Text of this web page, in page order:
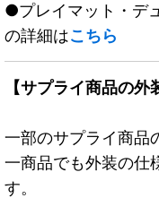
●プレイマット・デ
の詳細はこちら
【サプライ商品の外
一部のサプライ商品
一商品でも外装の仕
す。